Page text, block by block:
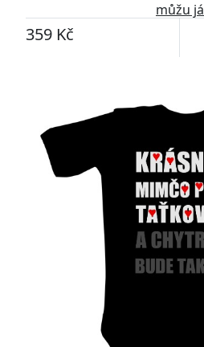
můžu já
359 Kč